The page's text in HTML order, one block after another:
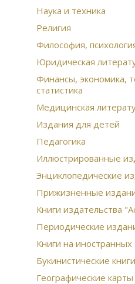
Наука и техника
Религия
Философия,
Юридическая
Финансы, экономика,
статистика
Медицинская
Издания для детей
Педагогика
Иллюстрированные
Энциклопедические
Прижизненные
Книги издательства
Периодические
Книги на иностранных
Букинистические
Географические карты